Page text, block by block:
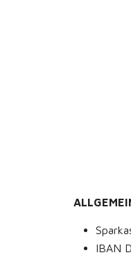
IBAN